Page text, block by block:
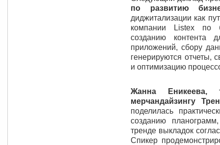
по развитию
диджитализации как
компании Listex по
созданию контента
приложений, сбору
генерируются отчеты,
и оптимизацию
Жанна Еникеева,
мерчандайзингу
поделилась
созданию
тренде выкладок
Спикер